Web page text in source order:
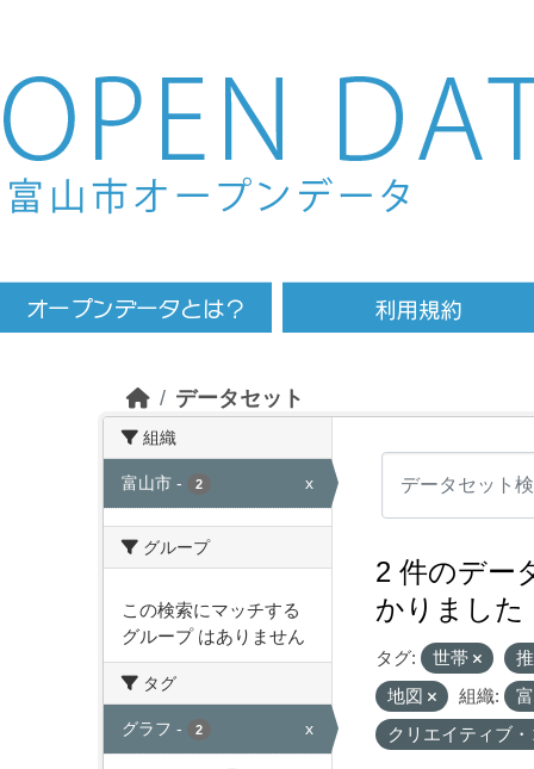
Skip to main content
データセット
組織
富山市 - 2 x
グループ
この検索にマッチする
グループ はありません
タグ
グラフ - 2 x
2 件のデー
かりました
タグ: 世帯
地図
組織:
クリエイティブ